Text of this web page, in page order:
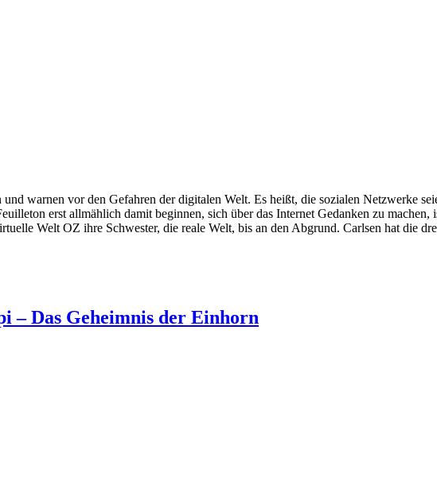
warnen vor den Gefahren der digitalen Welt. Es heißt, die sozialen Netzwerke
erst allmählich damit beginnen, sich über das Internet Gedanken zu
Welt OZ ihre Schwester, die reale Welt, bis an den Abgrund. Carlsen hat die
– Das Geheimnis der Einhorn